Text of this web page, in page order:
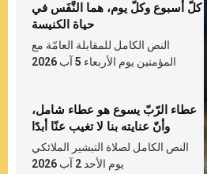
كلّ أسبوع وكلّ يوم، هما النَّفَس في
حياة الكنيسة
النص الكامل للمقابلة العامّة مع
المؤمنين يوم الأربعاء 5 آب 2026
عطاء الرّبّ يسوع هو عطاء شامل،
وأنّ عنايته بنا لا تغيب عنّا أبدًا
النص الكامل لصلاة التبشير الملائكي
يوم الأحد 2 آب 2026